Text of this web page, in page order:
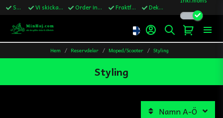
Snabba leveranser Vi skickar till Sverige,Danmark & Finland Order innan kl.13 skickas samma vardag Fraktfritt över 1200kr till Sverige Dekaler ingår i alla ordrar
Hem Reservdelar Moped/Scooter Styling
Styling
Namn A-Ö